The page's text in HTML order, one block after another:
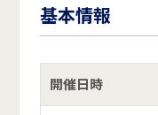
基本情報
開催日時